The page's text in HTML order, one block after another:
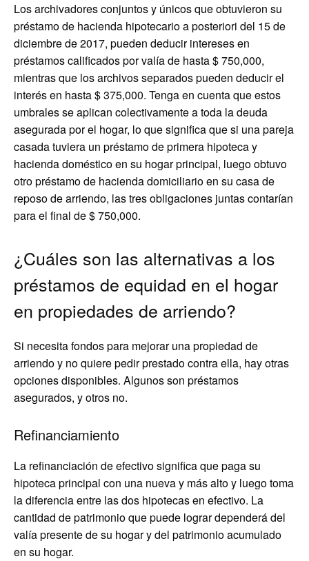
Los archivadores conjuntos y únicos que obtuvieron su
préstamo de hacienda hipotecario a posteriori del 15 de
diciembre de 2017, pueden deducir intereses en
préstamos calificados por valía de hasta $ 750,000,
mientras que los archivos separados pueden deducir el
interés en hasta $ 375,000. Tenga en cuenta que estos
umbrales se aplican colectivamente a toda la deuda
asegurada por el hogar, lo que significa que si una pareja
casada tuviera un préstamo de primera hipoteca y
hacienda doméstico en su hogar principal, luego obtuvo
otro préstamo de hacienda domiciliario en su casa de
reposo de arriendo, las tres obligaciones juntas contarían
para el final de $ 750,000.
¿Cuáles son las alternativas a los
préstamos de equidad en el hogar
en propiedades de arriendo?
Si necesita fondos para mejorar una propiedad de
arriendo y no quiere pedir prestado contra ella, hay otras
opciones disponibles. Algunos son préstamos
asegurados, y otros no.
Refinanciamiento
La refinanciación de efectivo significa que paga su
hipoteca principal con una nueva y más alto y luego toma
la diferencia entre las dos hipotecas en efectivo. La
cantidad de patrimonio que puede lograr dependerá del
valía presente de su hogar y del patrimonio acumulado
en su hogar.